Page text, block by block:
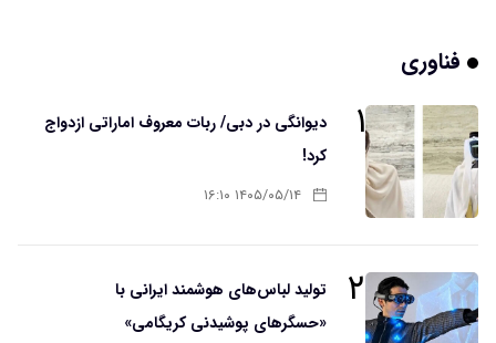
فناوری
۱
دیوانگی در دبی/ ربات معروف اماراتی ازدواج
کرد!
۱۴۰۵/۰۵/۱۴ ۱۶:۱۰
۲
تولید لباس‌های هوشمند ایرانی با
«حسگرهای پوشیدنی کریگامی»